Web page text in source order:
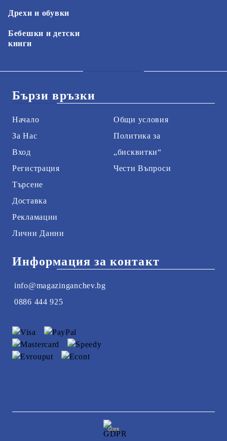
Дрехи и обувки
Бебешки и детски
книги
Бързи връзки
Начало
За Нас
Вход
Регистрация
Търсене
Доставка
Рекламации
Лични Данни
Общи условия
Политика за
„бисквитки“
Чести Въпроси
Информация за контакт
info@magazinganchev.bg
0886 444 925
GDPR